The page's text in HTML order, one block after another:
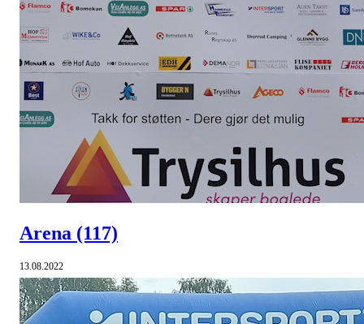
Arena (117)
13.08.2022